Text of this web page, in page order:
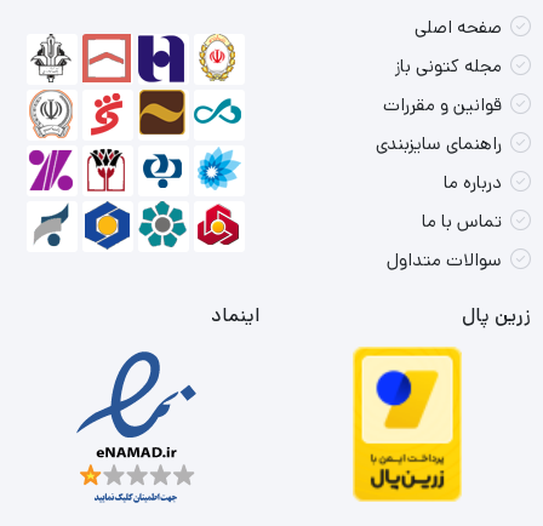
صفحه اصلی
مجله کتونی باز
قوانین و مقررات
راهنمای سایزبندی
درباره ما
تماس با ما
سوالات متداول
زرین پال اینماد